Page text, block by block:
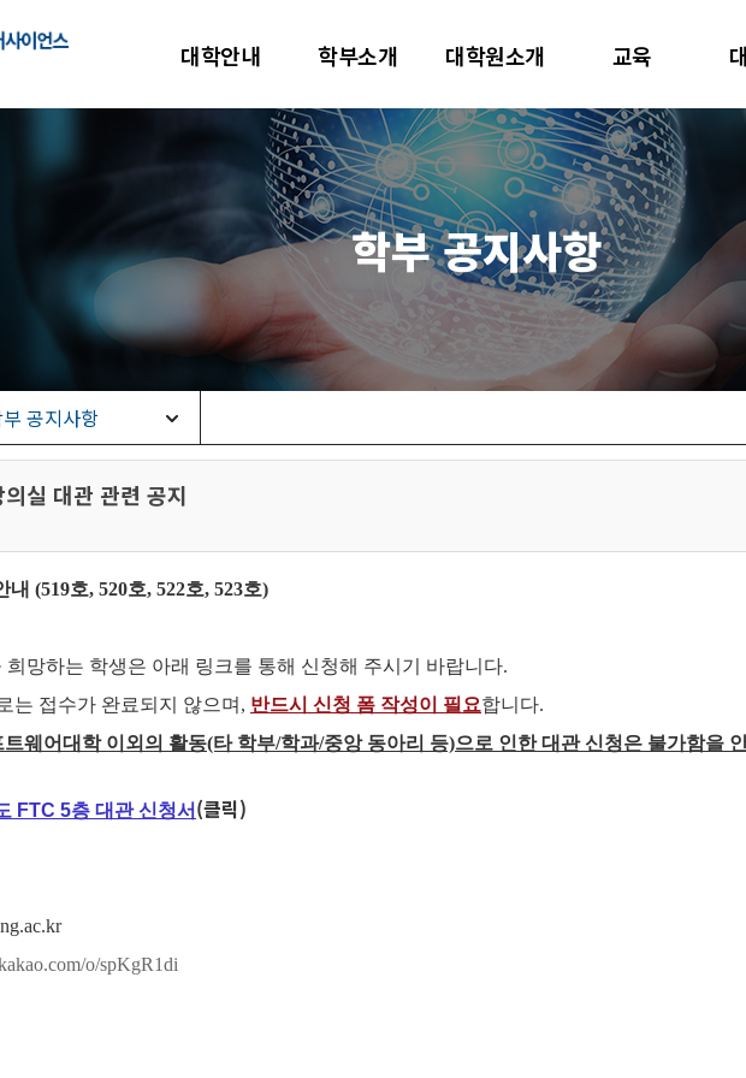
한양대학교
대학안내 학부소개 대학원소개 교육
학부 공지사항
공지사항
실 대관 관련 공지
(519호, 520호, 522호, 523호)
희망하는 학생은 아래 링크를 통해 신청해 주시기 바랍니다.
는 접수가 완료되지 않으며, 반드시 신청 폼 작성이 필요합니다.
웨어대학 이외의 활동(타 학부/학과/중앙 동아리 등)으로 인한 대관 신청은 불가함을
FTC 5층 대관 신청서 (클릭)
o/spKgR1di